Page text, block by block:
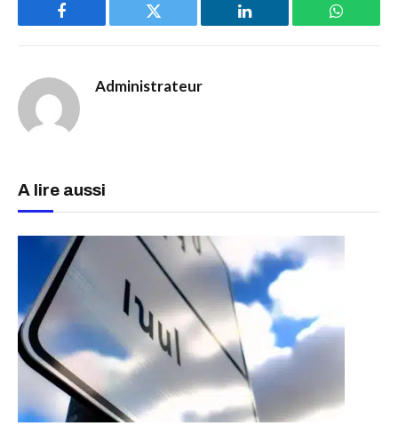
Facebook Twitter LinkedIn
Administrateur
A lire aussi